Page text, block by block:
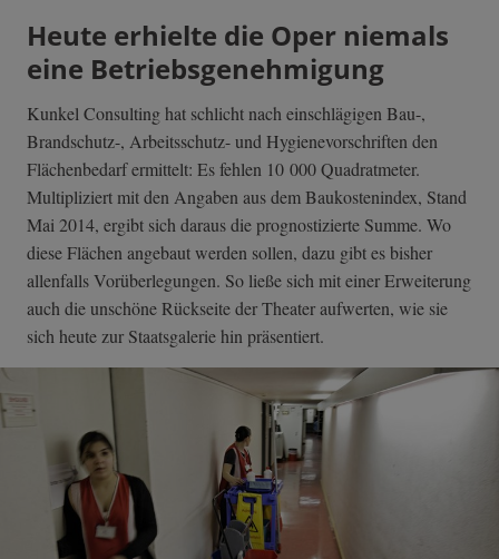
Heute erhielte die Oper niemals
eine Betriebsgenehmigung
Kunkel Consulting hat schlicht nach einschlägigen Bau-,
Brandschutz-, Arbeitsschutz- und Hygienevorschriften den
Flächenbedarf ermittelt: Es fehlen 10 000 Quadratmeter.
Multipliziert mit den Angaben aus dem Baukostenindex, Stand
Mai 2014, ergibt sich daraus die prognostizierte Summe. Wo
diese Flächen angebaut werden sollen, dazu gibt es bisher
allenfalls Vorüberlegungen. So ließe sich mit einer Erweiterung
auch die unschöne Rückseite der Theater aufwerten, wie sie
sich heute zur Staatsgalerie hin präsentiert.